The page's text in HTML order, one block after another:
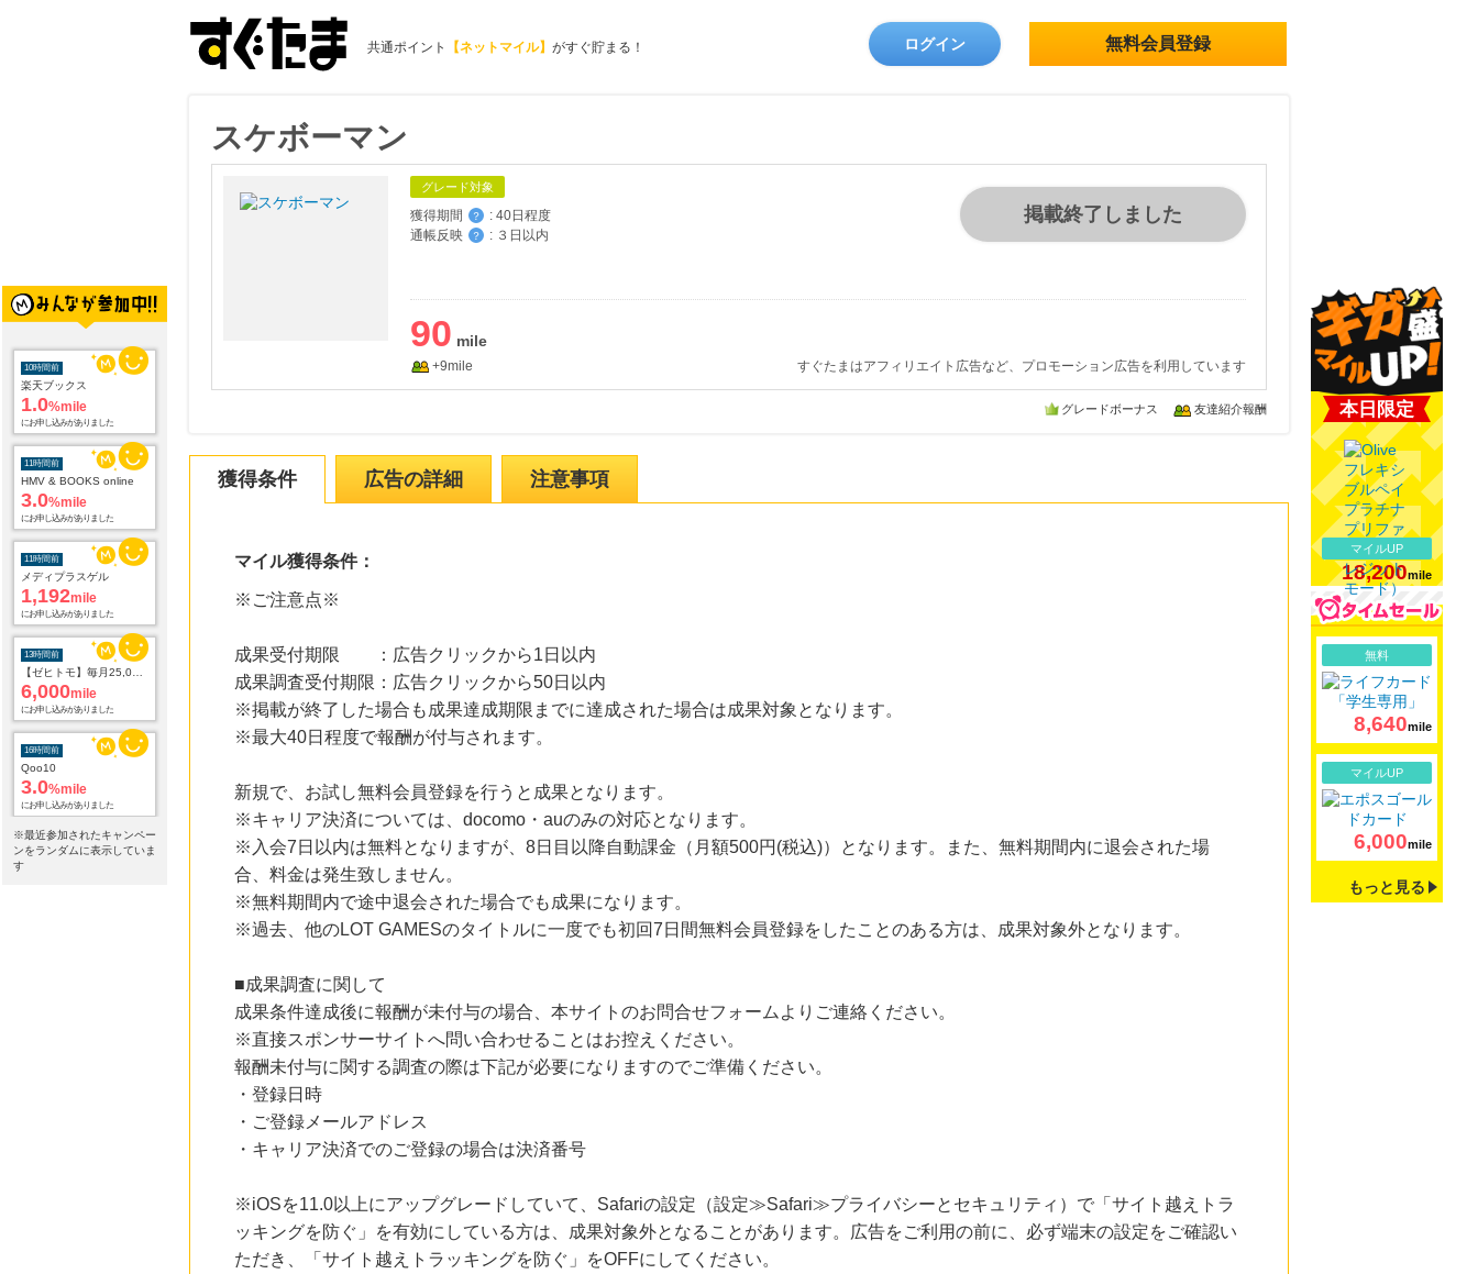
共通ポイント 【ネットマイル】 がすぐ貯まる！ ログイン 無料会員登録
10時間前
楽天ブックス
1.0%mile
にお申し込みがありました
11時間前
HMV & BOOKS online
3.0%mile
にお申し込みがありました
11時間前
メディプラスゲル
1,192mile
にお申し込みがありました
13時間前
6,000mile
にお申し込みがありました
16時間前
Qoo10
3.0%mile
にお申し込みがありました
16時間前
※最近参加されたキャンペー
ンをランダムに表示していま
す
スケボーマン
グレード対象
獲得期間 ？ : 40日程度
通帳反映
？ : ３日以内
掲載終了しました
90
+9mile すぐたまはアフィリエイト広告など、プロモーション広告を利用しています
グレードボーナス 友達紹介報酬
獲得条件 広告の詳細 注意事項
マイル獲得条件：
※ご注意点※
成果受付期限 ：広告クリックから1日以内
成果調査受付期限：広告クリックから50日以内
※掲載が終了した場合も成果達成期限までに達成された場合は成果対象となります。
※最大40日程度で報酬が付与されます。
新規で、お試し無料会員登録を行うと成果となります。
※キャリア決済については、docomo・auのみの対応となります。
※入会7日以内は無料となりますが、8日目以降自動課金（月額500円(税込)）となります。また、無料期間内に退会された場
合、料金は発生致しません。
※無料期間内で途中退会された場合でも成果になります。
※過去、他のLOT GAMESのタイトルに一度でも初回7日間無料会員登録をしたことのある方は、成果対象外となります。
■成果調査に関して
成果条件達成後に報酬が未付与の場合、本サイトのお問合せフォームよりご連絡ください。
※直接スポンサーサイトへ問い合わせることはお控えください。
報酬未付与に関する調査の際は下記が必要になりますのでご準備ください。
・登録日時
・ご登録メールアドレス
・キャリア決済でのご登録の場合は決済番号
※iOSを11.0以上にアップグレードしていて、Safariの設定（設定≫Safari≫プライバシーとセキュリティ）で「サイト越えトラ
ッキングを防ぐ」を有効にしている方は、成果対象外となることがあります。広告をご利用の前に、必ず端末の設定をご確認い
ただき、「サイト越えトラッキングを防ぐ」をOFFにしてください。
本日限定
マイルUP
18,200mile
無料
8,640mile
マイルUP
6,000mile
もっと見る